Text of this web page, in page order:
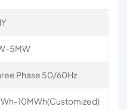
5MW
Phase 50/60Hz
10MWh(Customized)